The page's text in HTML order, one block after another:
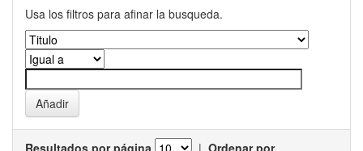
Usa los filtros para afinar la busqueda.
Resultados por página | Ordenar por